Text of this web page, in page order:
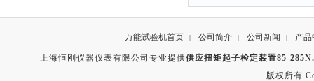
万能试验机首页 | 公司简介 | 公司新闻 | 产品
上海恒刚仪器仪表有限公司专业提供供应扭矩起子检定装置85-
版权所有